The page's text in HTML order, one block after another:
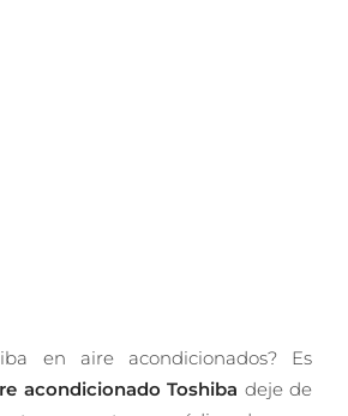
en aire acondicionados? Es
acondicionado Toshiba deje de